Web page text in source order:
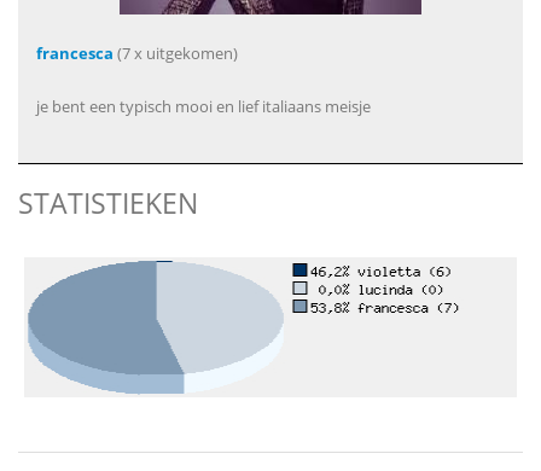
francesca (7 x uitgekomen)
je bent een typisch mooi en lief italiaans meisje
STATISTIEKEN